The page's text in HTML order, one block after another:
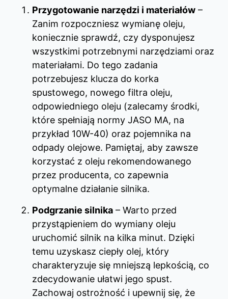
Przygotowanie narzędzi i materiałów –
Zanim rozpoczniesz wymianę oleju,
koniecznie sprawdź, czy dysponujesz
wszystkimi potrzebnymi narzędziami oraz
materiałami. Do tego zadania
potrzebujesz klucza do korka
spustowego, nowego filtra oleju,
odpowiedniego oleju (zalecamy środki,
które spełniają normy JASO MA, na
przykład 10W-40) oraz pojemnika na
odpady olejowe. Pamiętaj, aby zawsze
korzystać z oleju rekomendowanego
przez producenta, co zapewnia
optymalne działanie silnika.
Podgrzanie silnika – Warto przed
przystąpieniem do wymiany oleju
uruchomić silnik na kilka minut. Dzięki
temu uzyskasz ciepły olej, który
charakteryzuje się mniejszą lepkością, co
zdecydowanie ułatwi jego spust.
Zachowaj ostrożność i upewnij się, że